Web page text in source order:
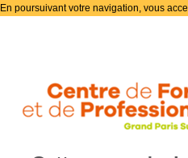
En poursuivant votre navigation, vous